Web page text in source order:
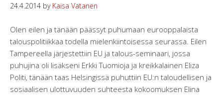
24.4.2014 by Kaisa Vatanen
Olen eilen ja tänään päässyt puhumaan eurooppalaista
talouspolitiikkaa todella mielenkiintoisessa seurassa. Eilen
Tampereella järjestettiin EU ja talous-seminaari, jossa
puhujina oli lisäkseni Erkki Tuomioja ja kreikkalainen Eliza
Politi, tänään taas Helsingissä puhuttiin EU:n taloudellisen ja
sosiaalisen ulottuvuuden suhteesta kokoomuksen Elina